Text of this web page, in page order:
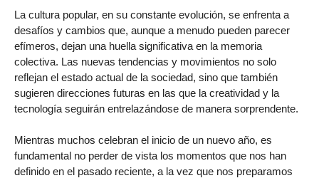
La cultura popular, en su constante evolución, se enfrenta a
desafíos y cambios que, aunque a menudo pueden parecer
efímeros, dejan una huella significativa en la memoria
colectiva. Las nuevas tendencias y movimientos no solo
reflejan el estado actual de la sociedad, sino que también
sugieren direcciones futuras en las que la creatividad y la
tecnología seguirán entrelazándose de manera sorprendente.
Mientras muchos celebran el inicio de un nuevo año, es
fundamental no perder de vista los momentos que nos han
definido en el pasado reciente, a la vez que nos preparamos